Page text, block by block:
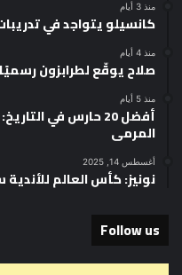
منذ 3 أيام
كانسيلو يتواجد في
منذ 4 أيام
صلاح يوقّع لطرابزون
منذ 5 أيام
أفضل 20 حارس في
المرمى
أغسطس 14, 2025
نونيز: كأس العالم للأندية
Follow us